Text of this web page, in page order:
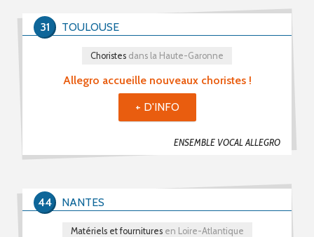
Mot(s) clé(s)
Plusieurs mots clé possibles
Allegro accueille nouveaux choristes !
ENSEMBLE VOCAL ALLEGRO
Choristes dans la Haute-Garonne
TOULOUSE
31
+ D'INFO
Matériels et fournituresen Loire-Atlantique
NANTES
44